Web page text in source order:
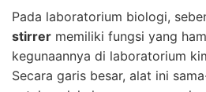
Pada laboratorium biologi,
stirrer memiliki fungsi yang
kegunaannya di laboratorium
Secara garis besar, alat ini